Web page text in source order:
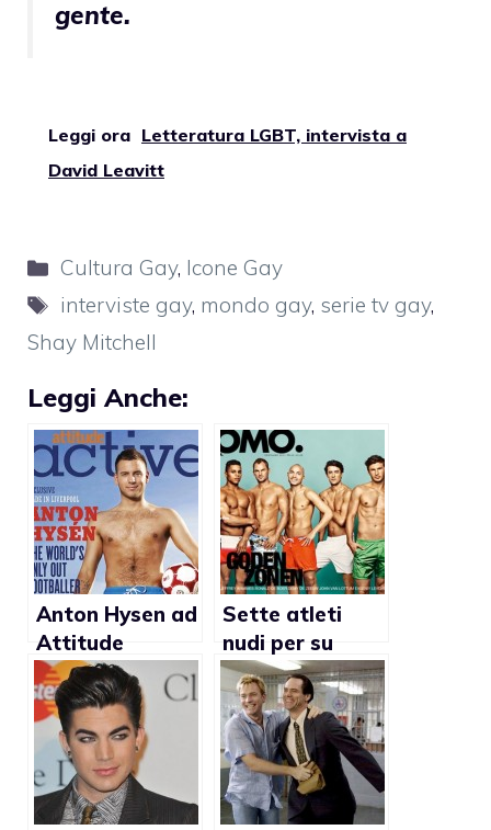
gente.
Leggi ora Letteratura LGBT, intervista a
David Leavitt
Categorie
Cultura Gay, Icone Gay
Tag
interviste gay, mondo gay, serie tv gay,
Shay Mitchell
Leggi Anche:
Anton Hysen ad
Attitude
Magazine:
“L’omosessualit
à è ancora un
tabù nel calcio”
Sette atleti
nudi per su
magazine
olandese per
invitare i
colleghi gay a
fare coming out